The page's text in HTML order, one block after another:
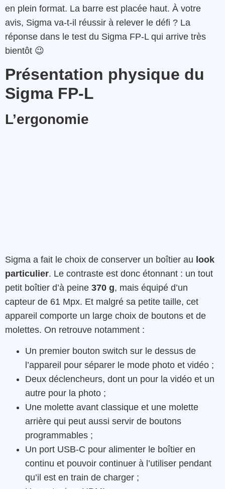
en plein format. La barre est placée haut. À votre
avis, Sigma va-t-il réussir à relever le défi ? La
réponse dans le test du Sigma FP-L qui arrive très
bientôt 😉
Présentation physique du
Sigma FP-L
L’ergonomie
Sigma a fait le choix de conserver un boîtier au look
particulier. Le contraste est donc étonnant : un tout
petit boîtier d’à peine 370 g, mais équipé d’un
capteur de 61 Mpx. Et malgré sa petite taille, cet
appareil comporte un large choix de boutons et de
molettes. On retrouve notamment :
Un premier bouton switch sur le dessus de
l’appareil pour séparer le mode photo et vidéo ;
Deux déclencheurs, dont un pour la vidéo et un
autre pour la photo ;
Une molette avant classique et une molette
arrière qui peut aussi servir de boutons
programmables ;
Un port USB-C pour alimenter le boîtier en
continu et pouvoir continuer à l’utiliser pendant
qu’il est en train de charger ;